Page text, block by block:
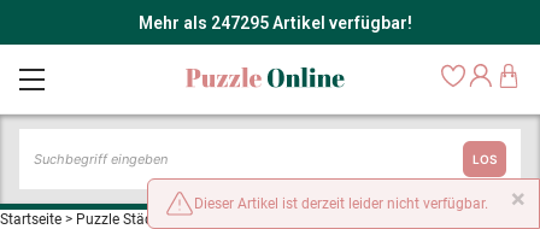
Mehr als 247295 Artikel verfügbar!
LOS
Startseite > Puzzle Städte und Dörfer
×
Dieser Artikel ist derzeit leider nicht verfügbar.